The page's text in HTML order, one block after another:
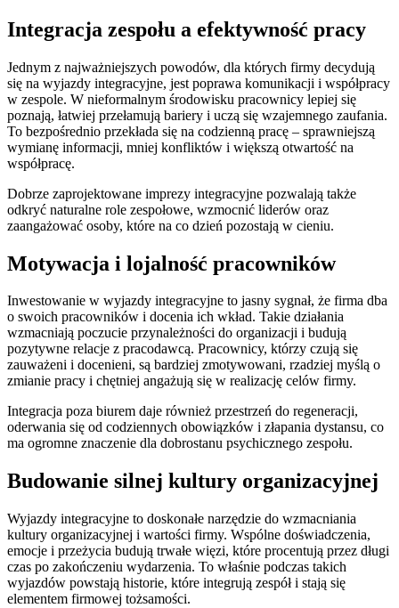
Integracja zespołu a efektywność pracy
Jednym z najważniejszych powodów, dla których firmy decydują
się na wyjazdy integracyjne, jest poprawa komunikacji i współpracy
w zespole. W nieformalnym środowisku pracownicy lepiej się
poznają, łatwiej przełamują bariery i uczą się wzajemnego zaufania.
To bezpośrednio przekłada się na codzienną pracę – sprawniejszą
wymianę informacji, mniej konfliktów i większą otwartość na
współpracę.
Dobrze zaprojektowane imprezy integracyjne pozwalają także
odkryć naturalne role zespołowe, wzmocnić liderów oraz
zaangażować osoby, które na co dzień pozostają w cieniu.
Motywacja i lojalność pracowników
Inwestowanie w wyjazdy integracyjne to jasny sygnał, że firma dba
o swoich pracowników i docenia ich wkład. Takie działania
wzmacniają poczucie przynależności do organizacji i budują
pozytywne relacje z pracodawcą. Pracownicy, którzy czują się
zauważeni i docenieni, są bardziej zmotywowani, rzadziej myślą o
zmianie pracy i chętniej angażują się w realizację celów firmy.
Integracja poza biurem daje również przestrzeń do regeneracji,
oderwania się od codziennych obowiązków i złapania dystansu, co
ma ogromne znaczenie dla dobrostanu psychicznego zespołu.
Budowanie silnej kultury organizacyjnej
Wyjazdy integracyjne to doskonałe narzędzie do wzmacniania
kultury organizacyjnej i wartości firmy. Wspólne doświadczenia,
emocje i przeżycia budują trwałe więzi, które procentują przez długi
czas po zakończeniu wydarzenia. To właśnie podczas takich
wyjazdów powstają historie, które integrują zespół i stają się
elementem firmowej tożsamości.